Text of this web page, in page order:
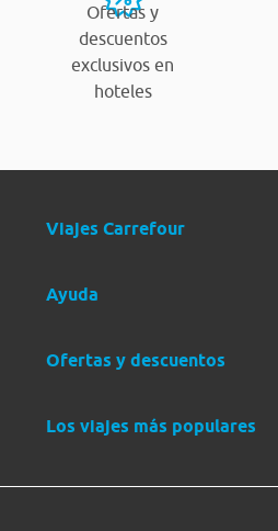
Ofertas y
descuentos
exclusivos en
hoteles
Viajes Carrefour
Ayuda
Ofertas y descuentos
Los viajes más populares